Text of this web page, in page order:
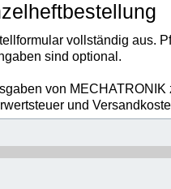
vollständig aus.
sind optional.
von MECHATRONIK
und